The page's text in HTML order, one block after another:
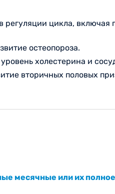
цикла, включая
остеопороза.
холестерина и
вторичных половых
месячные или их полное